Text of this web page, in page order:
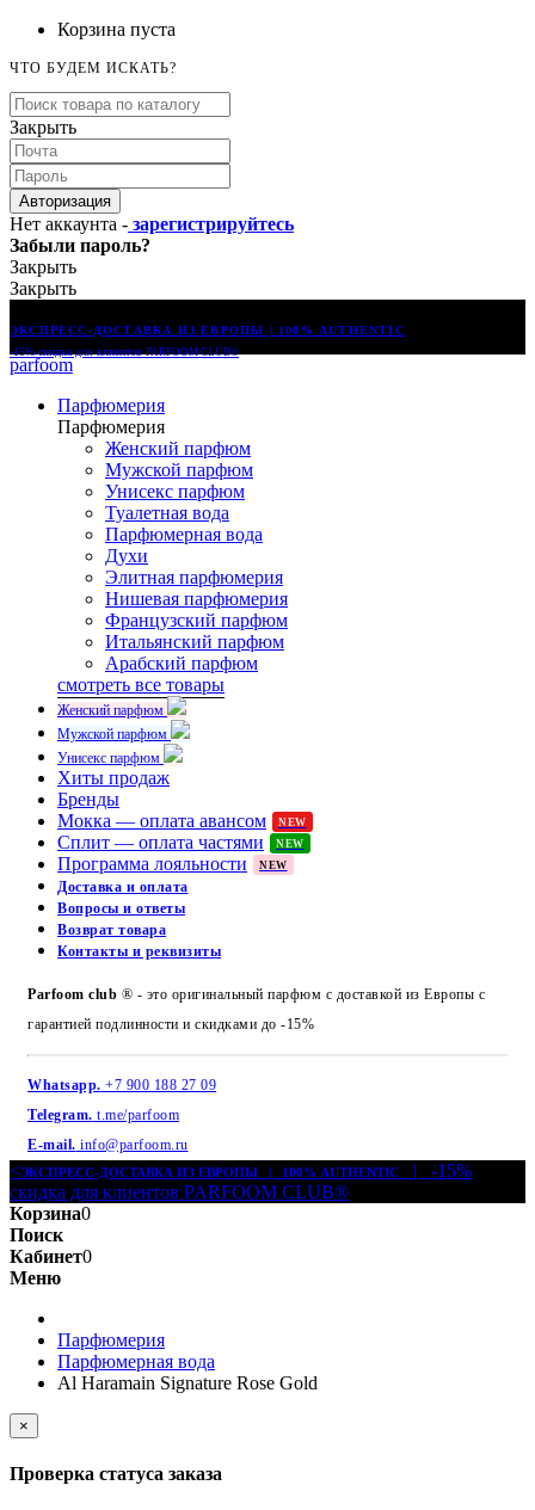
Корзина пуста
ЧТО БУДЕМ ИСКАТЬ?
Закрыть
Авторизация
Нет аккаунта - зарегистрируйтесь
Забыли пароль?
Закрыть
Закрыть
ЭКСПРЕСС-ДОСТАВКА ИЗ ЕВРОПЫ | 100% AUTHENTIC
-15% скидка для клиентов PARFOOM CLUB®
parfoom
Парфюмерия
Парфюмерия
Женский парфюм
Мужской парфюм
Унисекс парфюм
Туалетная вода
Парфюмерная вода
Духи
Элитная парфюмерия
Нишевая парфюмерия
Французский парфюм
Итальянский парфюм
Арабский парфюм
смотреть все товары
Женский парфюм
Мужской парфюм
Унисекс парфюм
Хиты продаж
Бренды
Мокка — оплата авансом
NEW
Сплит — оплата частями NEW
Программа лояльности NEW
Доставка и оплата
Вопросы и ответы
Возврат товара
Контакты и реквизиты
Parfoom club ® - это оригинальный парфюм с доставкой из Европы с
гарантией подлинности и скидками до -15%
Whatsapp. +7 900 188 27 09
Telegram. t.me/parfoom
E-mail. info@parfoom.ru
<ЭКСПРЕСС-ДОСТАВКА ИЗ ЕВРОПЫ | 100% AUTHENTIC
| -15%
скидка для клиентов PARFOOM CLUB®
Корзина0
Поиск
Кабинет0
Меню
Парфюмерия
Парфюмерная вода
Al Haramain Signature Rose Gold
×
Проверка статуса заказа